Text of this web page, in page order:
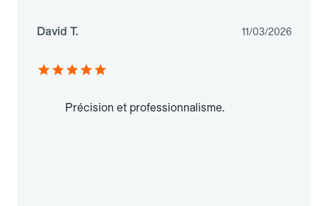
David T. 11/03/2026
Précision et professionnalisme.